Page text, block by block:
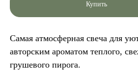
Купить
Самая атмосферная свеча для
авторским ароматом теплого,
грушевого пирога.